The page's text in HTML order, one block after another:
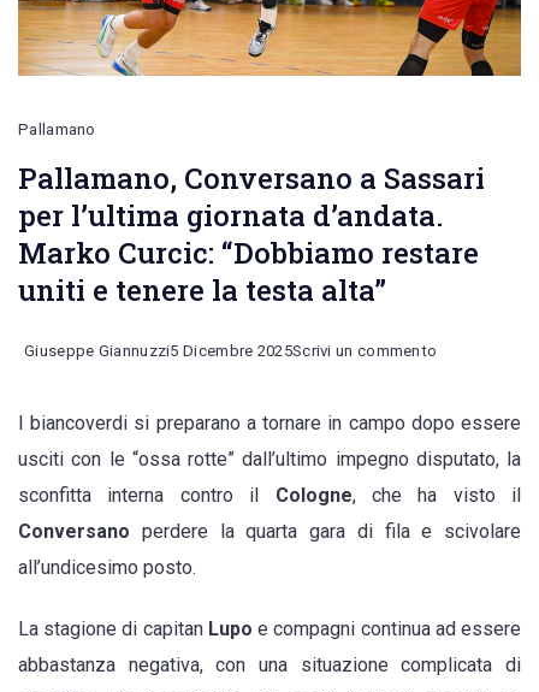
Pallamano
Pallamano, Conversano a Sassari
per l’ultima giornata d’andata.
Marko Curcic: “Dobbiamo restare
uniti e tenere la testa alta”
Giuseppe Giannuzzi5 Dicembre 2025Scrivi un commento
Conversano
a
Sassari
per
d’andata.
Marko
I biancoverdi si preparano a tornare in campo dopo essere
usciti con le “ossa rotte” dall’ultimo impegno disputato, la
sconfitta interna contro il Cologne, che ha visto il
Conversano perdere la quarta gara di fila e scivolare
all’undicesimo posto.
La stagione di capitan Lupo e compagni continua ad essere
abbastanza negativa, con una situazione complicata di